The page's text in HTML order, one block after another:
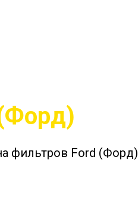
фильтров Ford (Форд)